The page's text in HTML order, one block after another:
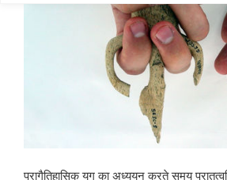
प्रागैतिहासिक युग का अध्ययन करते समय